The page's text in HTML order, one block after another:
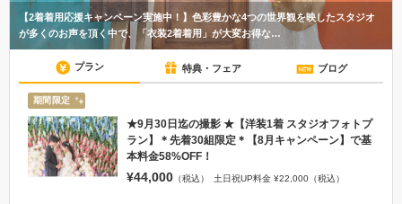
【2着着用応援キャンペーン実施中！】色彩豊かな4つの世界観を映したスタジオ
が多くのお声を頂く中で、「衣装2着着用」が大変お得な…
プラン 特典・フェア ブログ
期間限定
★9月30日迄の撮影 ★【洋装1着 スタジオフォトプ
ラン】＊先着30組限定＊【8月キャンペーン】で基
本料金58%OFF！
¥44,000 （税込） 土日祝UP料金 ¥22,000（税込）